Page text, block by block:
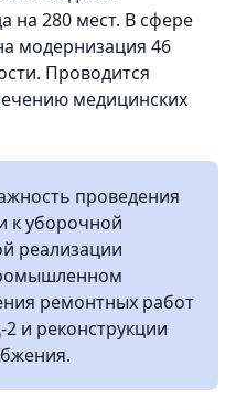
на 280 мест. В сфере
модернизация 46
Проводится
медицинских
проведения
к уборочной
реализации
ремонтных работ
и реконструкции